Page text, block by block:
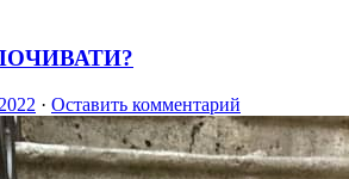
· Оставить комментарий